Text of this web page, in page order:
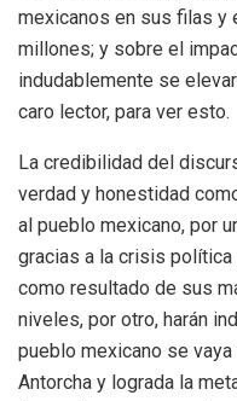
mexicanos en sus filas y
millones; y sobre el
indudablemente se
caro lector, para ver esto.
La credibilidad del
verdad y honestidad
al pueblo mexicano, por
gracias a la crisis
como resultado de sus
niveles, por otro, harán
pueblo mexicano se
Antorcha y lograda la